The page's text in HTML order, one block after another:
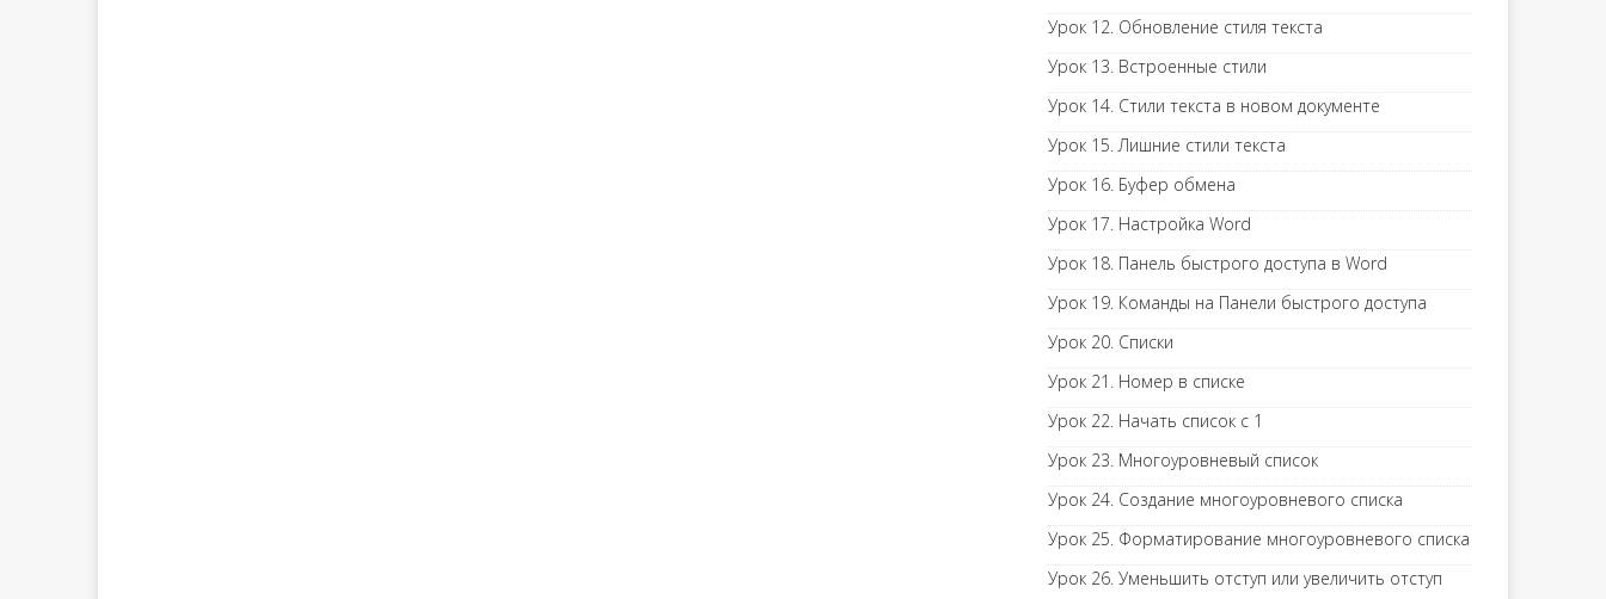
Урок 12. Обновление стиля текста
Урок 13. Встроенные стили
Урок 14. Стили текста в новом документе
Урок 15. Лишние стили текста
Урок 16. Буфер обмена
Урок 17. Настройка Word
Урок 18. Панель быстрого доступа в Word
Урок 19. Команды на Панели быстрого доступа
Урок 20. Списки
Урок 21. Номер в списке
Урок 22. Начать список с 1
Урок 23. Многоуровневый список
Урок 24. Создание многоуровневого списка
Урок 25. Форматирование многоуровневого списка
Урок 26. Уменьшить отступ или увеличить отступ